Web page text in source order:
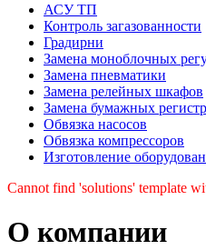
АСУ ТП
Контроль загазованности
Градирни
Замена моноблочных
Замена пневматики
Замена релейных шкафов
Замена бумажных
Обвязка насосов
Обвязка компрессоров
Изготовление
Cannot find 'solutions' template
О компании